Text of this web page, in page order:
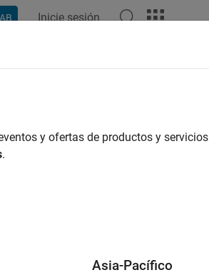
Inicie sesión
this information?
y ofertas de productos y servicios
.
Asia-Pacífico